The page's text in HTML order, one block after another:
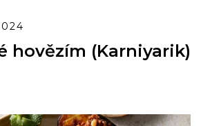
hovězím (Karniyarik)